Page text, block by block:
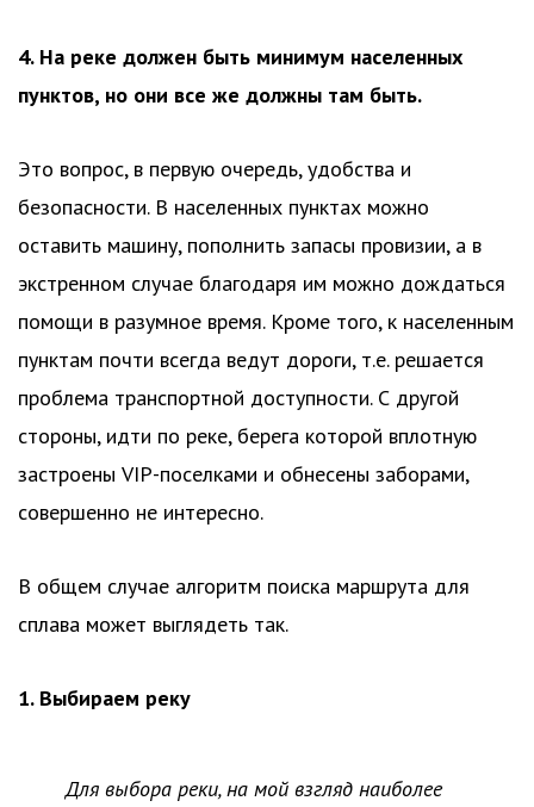
4. На реке должен быть минимум населенных
пунктов, но они все же должны там быть.
Это вопрос, в первую очередь, удобства и
безопасности. В населенных пунктах можно
оставить машину, пополнить запасы провизии, а в
экстренном случае благодаря им можно дождаться
помощи в разумное время. Кроме того, к населенным
пунктам почти всегда ведут дороги, т.е. решается
проблема транспортной доступности. С другой
стороны, идти по реке, берега которой вплотную
застроены VIP-поселками и обнесены заборами,
совершенно не интересно.
В общем случае алгоритм поиска маршрута для
сплава может выглядеть так.
1. Выбираем реку
Для выбора реки, на мой взгляд наиболее